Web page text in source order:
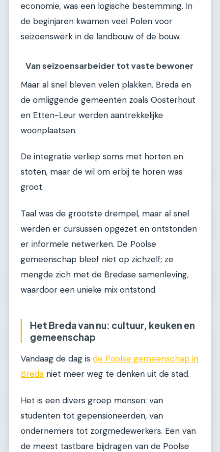
economie, was een logische bestemming. In
de beginjaren kwamen veel Polen voor
seizoenswerk in de landbouw of de bouw.
Van seizoensarbeider tot vaste bewoner
Maar al snel bleven velen plakken. Breda en
de omliggende gemeenten zoals Oosterhout
en Etten-Leur werden aantrekkelijke
woonplaatsen.
De integratie verliep soms met horten en
stoten, maar de wil om erbij te horen was
groot.
Taal was de grootste drempel, maar al snel
werden er cursussen opgezet en ontstonden
er informele netwerken. De Poolse
gemeenschap bleef niet op zichzelf; ze
mengde zich met de Bredase samenleving,
waardoor een unieke mix ontstond.
Het Breda van nu: cultuur, keuken en
gemeenschap
Vandaag de dag is de Poolse gemeenschap in
Breda niet meer weg te denken uit de stad.
Het is een divers groep mensen: van
studenten tot gepensioneerden, van
ondernemers tot zorgmedewerkers. Een van
de meest tastbare bijdragen van de Poolse